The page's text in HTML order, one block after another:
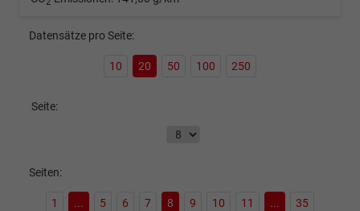
Datensätze pro Seite:
10 20 50 100 250
Seite:
Seiten:
1 ... 5 6 7 8 9 10 11 ... 35